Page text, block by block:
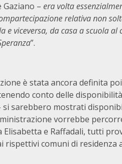
Gaziano – era volta
relativa non
viceversa, da casa a scuola al
”.
è stata ancora definita
conto delle
sarebbero mostrati
vorrebbe
Elisabetta e Raffadali, tutti
rispettivi comuni di residenza